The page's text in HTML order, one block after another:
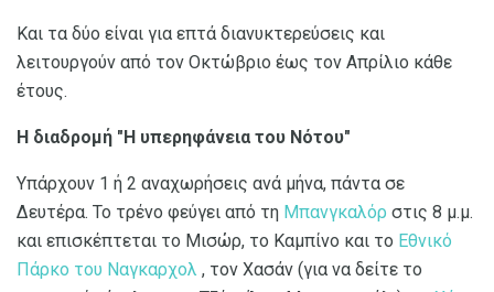
Και τα δύο είναι για επτά διανυκτερεύσεις και
λειτουργούν από τον Οκτώβριο έως τον Απρίλιο κάθε
έτους.
Η διαδρομή "Η υπερηφάνεια του Νότου"
Υπάρχουν 1 ή 2 αναχωρήσεις ανά μήνα, πάντα σε
Δευτέρα. Το τρένο φεύγει από τη Μπανγκαλόρ στις 8 μ.μ.
και επισκέπτεται το Μισώρ, το Καμπίνο και το Εθνικό
Πάρκο του Ναγκαρχολ , τον Χασάν (για να δείτε το